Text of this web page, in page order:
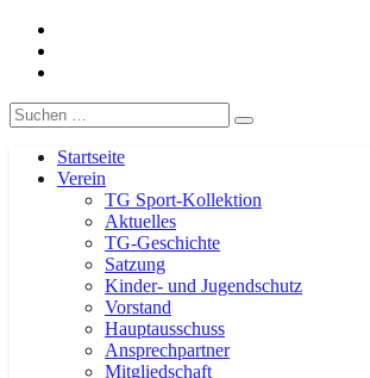
TG-Geislingen e. V.
DIE Sportadresse in Geislingen!
Suche
nach:
Startseite
Verein
TG Sport-Kollektion
Aktuelles
TG-Geschichte
Satzung
Kinder- und Jugendschutz
Vorstand
Hauptausschuss
Ansprechpartner
Mitgliedschaft